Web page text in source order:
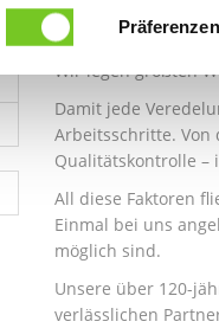
Präferenzen
Unser
Wir legen größten
Damit jede
Arbeitsschritte.
Qualitätskontrolle –
All diese Faktoren
Einmal bei uns
möglich sind.
Unsere über 120-
verlässlichen